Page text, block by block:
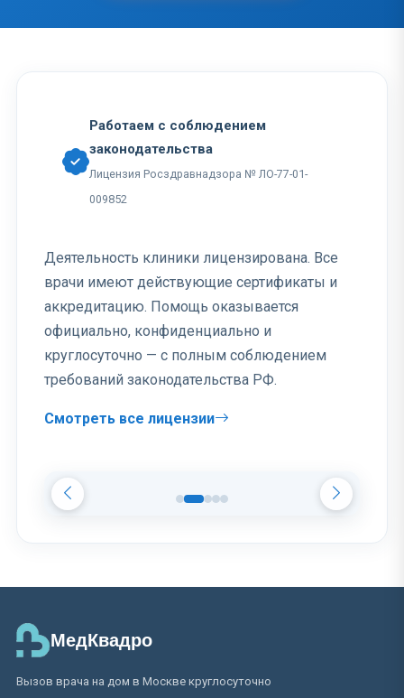
Работаем с соблюдением
законодательства
Лицензия Росздравнадзора № ЛО-77-01-
009852
Деятельность клиники лицензирована. Все
врачи имеют действующие сертификаты и
аккредитацию. Помощь оказывается
официально, конфиденциально и
круглосуточно — с полным соблюдением
требований законодательства РФ.
Смотреть все лицензии
МедКвадро
Вызов врача на дом в Москве круглосуточно